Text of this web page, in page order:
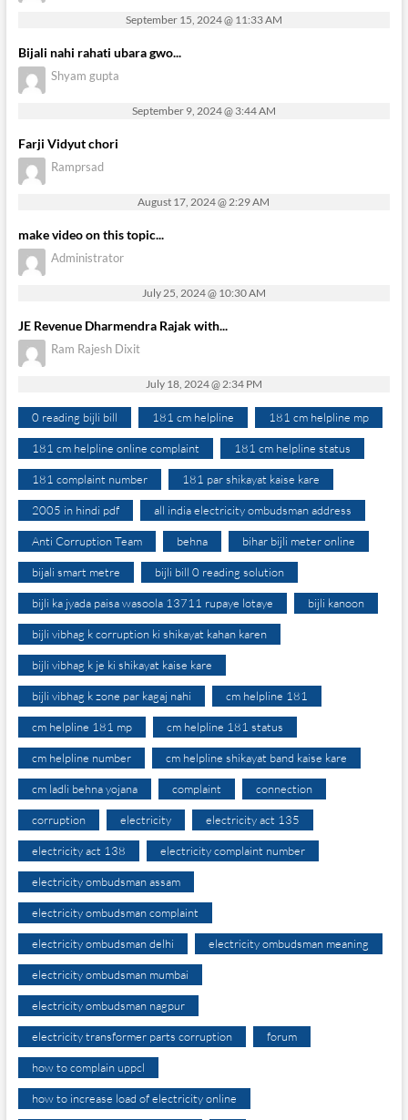
September 15, 2024 @ 11:33 AM
Bijali nahi rahati ubara gwo...
Shyam gupta
September 9, 2024 @ 3:44 AM
Farji Vidyut chori
Ramprsad
August 17, 2024 @ 2:29 AM
make video on this topic...
Administrator
July 25, 2024 @ 10:30 AM
JE Revenue Dharmendra Rajak with...
Ram Rajesh Dixit
July 18, 2024 @ 2:34 PM
0 reading bijli bill 181 cm helpline 181 cm helpline mp
181 cm helpline online complaint 181 cm helpline status
181 complaint number 181 par shikayat kaise kare
2005 in hindi pdf all india electricity ombudsman address
Anti Corruption Team behna bihar bijli meter online
bijali smart metre bijli bill 0 reading solution
bijli ka jyada paisa wasoola 13711 rupaye lotaye bijli kanoon
bijli vibhag k corruption ki shikayat kahan karen
bijli vibhag k je ki shikayat kaise kare
bijli vibhag k zone par kagaj nahi cm helpline 181
cm helpline 181 mp cm helpline 181 status
cm helpline number cm helpline shikayat band kaise kare
cm ladli behna yojana complaint connection
corruption electricity electricity act 135
electricity act 138 electricity complaint number
electricity ombudsman assam
electricity ombudsman complaint
electricity ombudsman delhi electricity ombudsman meaning
electricity ombudsman mumbai
electricity ombudsman nagpur
electricity transformer parts corruption forum
how to complain uppcl
how to increase load of electricity online